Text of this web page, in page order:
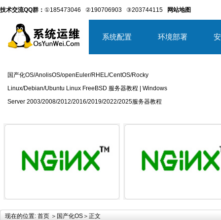
技术交流QQ群： ①185473046 ②190706903 ③203744115 网站地图
系统配置 环境部署
国产化OS/AnolisOS/openEuler/RHEL/CentOS/Rocky
Linux/Debian/Ubuntu Linux FreeBSD 服务器教程 | Windows
Server 2003/2008/2012/2016/2019/2022/2025服务器教程
现在的位置: 首页 ＞ 国产化OS ＞正文